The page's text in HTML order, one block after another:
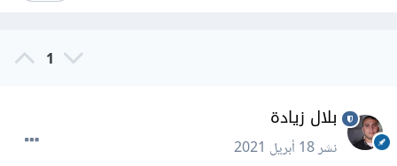
1
بلال زيادة
نشر18 أبريل 2021